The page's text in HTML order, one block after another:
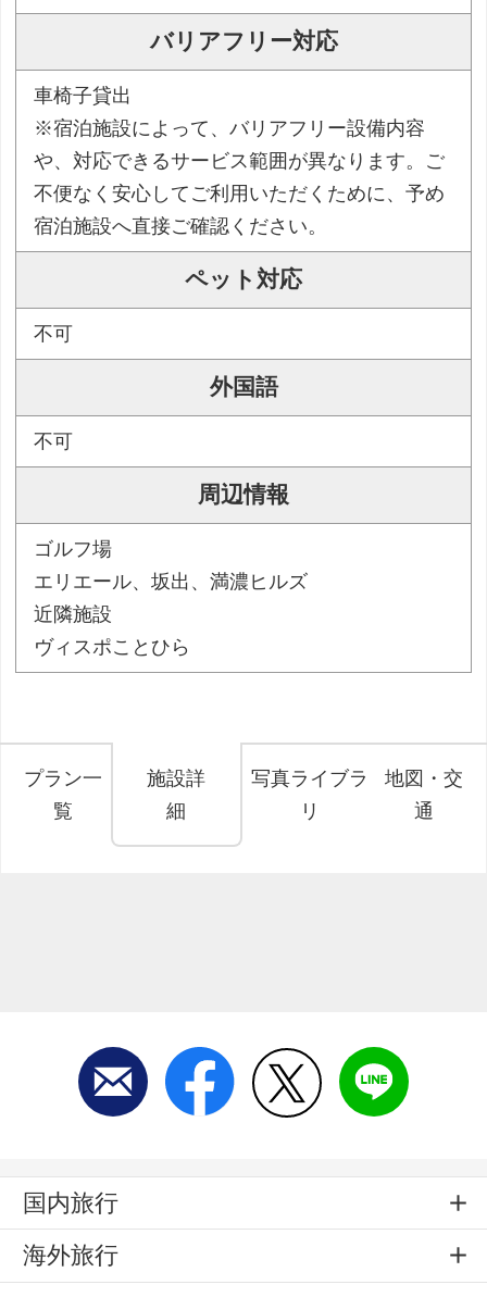
バリアフリー対応
車椅子貸出
※宿泊施設によって、バリアフリー設備内容
や、対応できるサービス範囲が異なります。ご
不便なく安心してご利用いただくために、予め
宿泊施設へ直接ご確認ください。
ペット対応
不可
外国語
不可
周辺情報
ゴルフ場
エリエール、坂出、満濃ヒルズ
近隣施設
ヴィスポことひら
プラン一
覧
施設詳
細
写真ライブラ
リ
地図・交
通
国内旅行
海外旅行